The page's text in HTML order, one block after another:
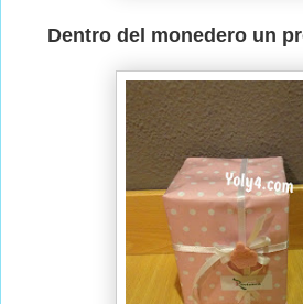
Dentro del monedero un